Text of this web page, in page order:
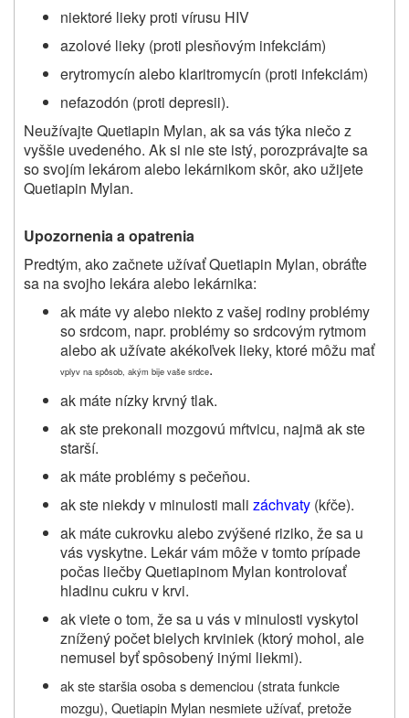
niektoré lieky proti vírusu HIV
azolové lieky (proti plesňovým infekciám)
erytromycín alebo klaritromycín (proti infekciám)
nefazodón (proti depresii).
NeužívajteQuetiapin Mylan, ak sa vás týka niečo z
vyššie uvedeného. Ak si nie ste istý, porozprávajte sa
so svojím lekárom alebo lekárnikom skôr, ako užijete
Quetiapin Mylan.
Upozornenia a opatrenia
Predtým, ako začnete užívať Quetiapin Mylan, obráťte
sa na svojho lekára alebo lekárnika:
ak máte vy alebo niekto z vašej rodiny problémy
so srdcom, napr. problémy so srdcovým rytmom
alebo ak užívate akékoľvek lieky, ktoré môžu mať
vplyv na spôsob, akým bije vaše srdce.
ak máte nízky krvný tlak.
ak ste prekonali mozgovú mŕtvicu, najmä ak ste
starší.
ak máte problémy s pečeňou.
ak ste niekdy v minulosti mali záchvaty (kŕče).
ak máte cukrovku alebo zvýšené riziko, že sa u
vás vyskytne. Lekár vám môže v tomto prípade
počas liečby Quetiapinom Mylan kontrolovať
hladinu cukru v krvi.
ak viete o tom, že sa u vás v minulosti vyskytol
znížený počet bielych krviniek (ktorý mohol, ale
nemusel byť spôsobený inými liekmi).
ak ste staršia osoba s demenciou (strata funkcie
mozgu), Quetiapin Mylan nesmiete užívať, pretože